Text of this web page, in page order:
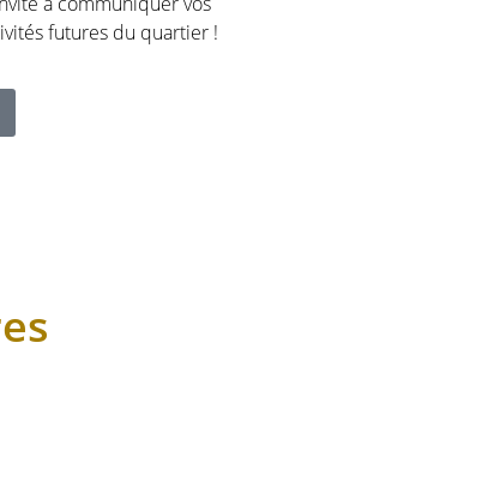
futures du quartier !